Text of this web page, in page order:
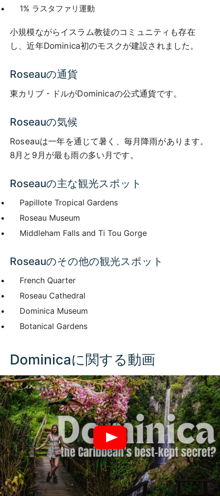
1% ラスタファリ運動
小規模ながらイスラム教徒のコミュニティも存在
し、近年Dominica初のモスクが建設されました。
Roseauの通貨
東カリブ・ドルがDominicaの公式通貨です。
Roseauの気候
Roseauは一年を通じて暑く、毎月降雨があります。
8月と9月が最も雨の多い月です。
Roseauの主な観光スポット
Papillote Tropical Gardens
Roseau Museum
Middleham Falls and Ti Tou Gorge
Roseauのその他の観光スポット
French Quarter
Roseau Cathedral
Dominica Museum
Botanical Gardens
Dominicaに関する動画